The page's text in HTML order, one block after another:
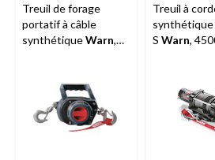
Treuil de forage
portatif à câble
synthétiqueWarn,
Treuil à
synthétique
S Warn,